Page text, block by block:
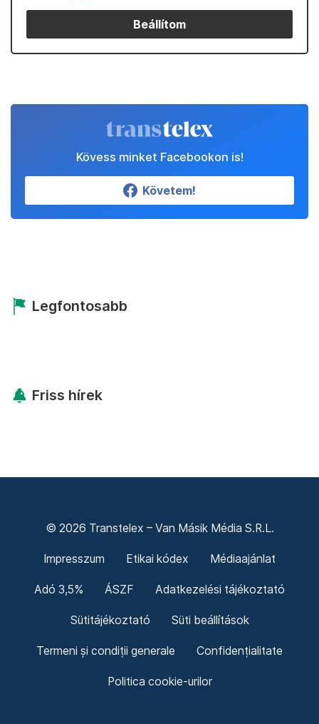
Beállítom
Kövess minket Facebookon is!
Követem!
Legfontosabb
Friss hírek
© 2026 Transtelex – Van Másik Média S.R.L.
Impresszum Etikai kódex Médiaajánlat
Adó 3,5% ÁSZF Adatkezelési tájékoztató
Sütitájékoztató Süti beállítások
Termeni și condiții generale Confidențialitate
Politica cookie-urilor